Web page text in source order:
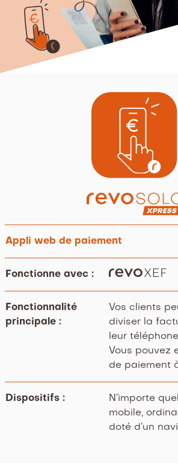
Appli web de paiement
Fonctionne avec :
Fonctionnalité
principale :
Vos clients
diviser la
leur
Vous pouvez
de paiement
Dispositifs :
N’importe
mobile,
doté d’un